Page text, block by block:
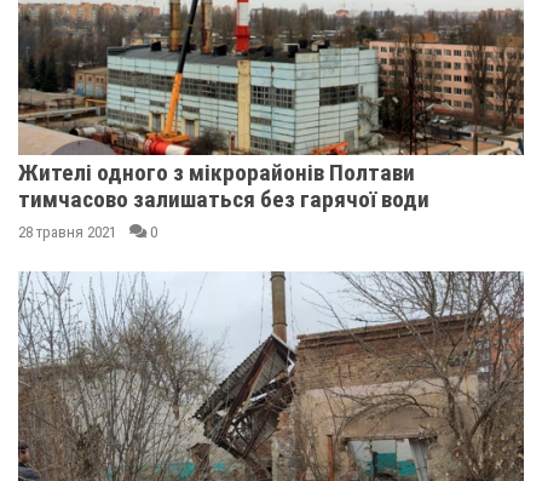
Жителі одного з мікрорайонів Полтави
тимчасово залишаться без гарячої води
28 травня 2021 0